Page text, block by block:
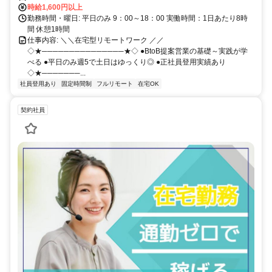
時給1,600円以上
勤務時間・曜日: 平日のみ 9：00～18：00 実働時間：1日あたり8時
間 休憩1時間
仕事内容: ＼＼在宅型リモートワーク ／／
◇★───────────────★◇ ●BtoB提案営業の基礎～実践が学
べる ●平日のみ週5で土日はゆっくり◎ ●正社員登用実績あり
◇★───────...
社員登用あり 固定時間制 フルリモート 在宅OK
契約社員